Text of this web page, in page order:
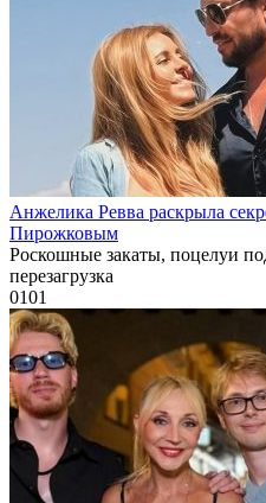
Анжелика Ревва раскрыла
Пирожковым
Роскошные закаты, поцелуи
перезагрузка
0101